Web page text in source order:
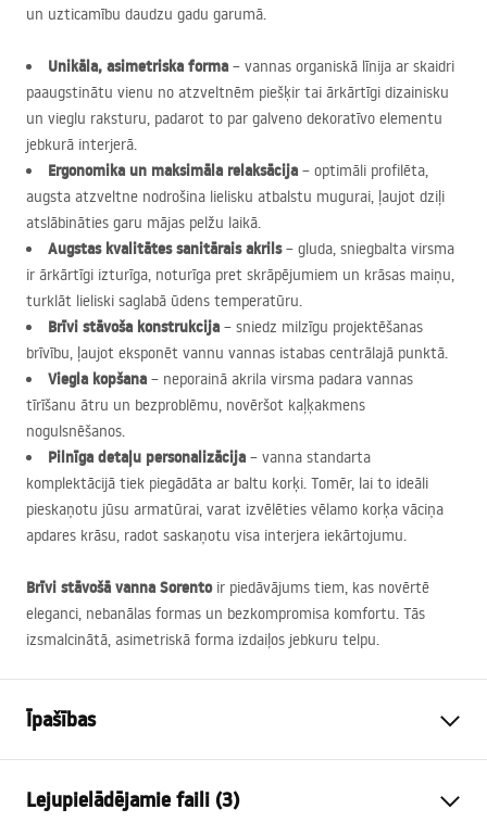
un uzticamību daudzu gadu garumā.
Unikāla, asimetriska forma – vannas organiskā līnija ar skaidri
paaugstinātu vienu no atzveltnēm piešķir tai ārkārtīgi dizainisku
un vieglu raksturu, padarot to par galveno dekoratīvo elementu
jebkurā interjerā.
Ergonomika un maksimāla relaksācija – optimāli profilēta,
augsta atzveltne nodrošina lielisku atbalstu mugurai, ļaujot dziļi
atslābināties garu mājas pelžu laikā.
Augstas kvalitātes sanitārais akrils– gluda, sniegbalta virsma
ir ārkārtīgi izturīga, noturīga pret skrāpējumiem un krāsas maiņu,
turklāt lieliski saglabā ūdens temperatūru.
Brīvi stāvoša konstrukcija – sniedz milzīgu projektēšanas
brīvību, ļaujot eksponēt vannu vannas istabas centrālajā punktā.
Viegla kopšana – neporainā akrila virsma padara vannas
tīrīšanu ātru un bezproblēmu, novēršot kaļķakmens
nogulsnēšanos.
Pilnīga detaļu personalizācija – vanna standarta
komplektācijā tiek piegādāta ar baltu korķi. Tomēr, lai to ideāli
pieskaņotu jūsu armatūrai, varat izvēlēties vēlamo korķa vāciņa
apdares krāsu, radot saskaņotu visa interjera iekārtojumu.
Brīvi stāvošā vanna Sorentoir piedāvājums tiem, kas novērtē
eleganci, nebanālas formas un bezkompromisa komfortu. Tās
izsmalcinātā, asimetriskā forma izdaiļos jebkuru telpu.
Īpašības
Krāsa
Lejupielādējamie faili (3)